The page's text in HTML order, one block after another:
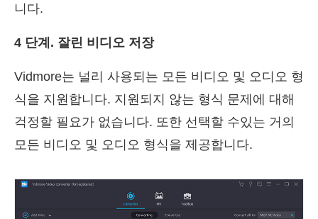
니다.
4 단계. 잘린 비디오 저장
Vidmore는 널리 사용되는 모든 비디오 및 오디오 형
식을 지원합니다. 지원되지 않는 형식 문제에 대해
걱정할 필요가 없습니다. 또한 선택할 수있는 거의
모든 비디오 및 오디오 형식을 제공합니다.